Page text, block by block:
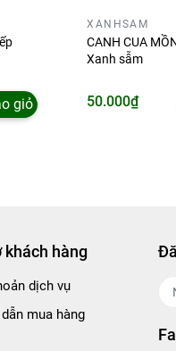
giỏ
XANHSAM
CANH CUA
Xanh sẫm
50.000₫
khách hàng
dịch vụ
mua hàng